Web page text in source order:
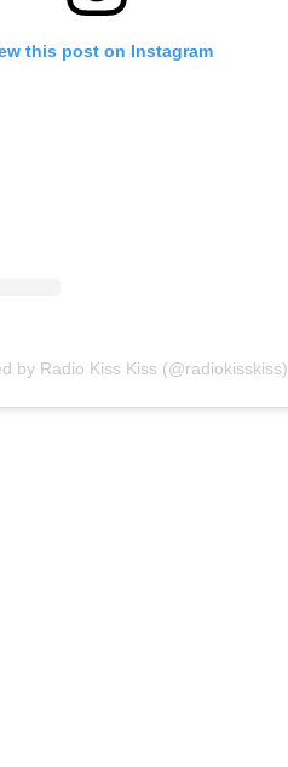
this post on Instagram
by Radio Kiss Kiss (@radiokisskiss)